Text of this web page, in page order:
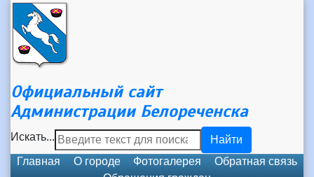
Официальный сайт
Администрации Белореченска
Искать...
Найти
Главная
О городе Фотогалерея
Обратная связь